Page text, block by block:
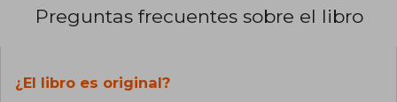
Preguntas frecuentes sobre el libro
¿El libro es original?